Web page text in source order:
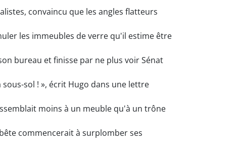
convaincu que les angles flatteurs
les immeubles de verre qu'il estime être
bureau et finisse par ne plus voir Sénat
sol ! », écrit Hugo dans une lettre
moins à un meuble qu'à un trône
commencerait à surplomber ses